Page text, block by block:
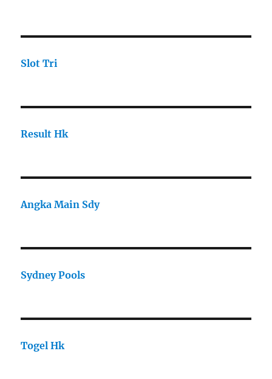
Slot Tri
Result Hk
Angka Main Sdy
Sydney Pools
Togel Hk